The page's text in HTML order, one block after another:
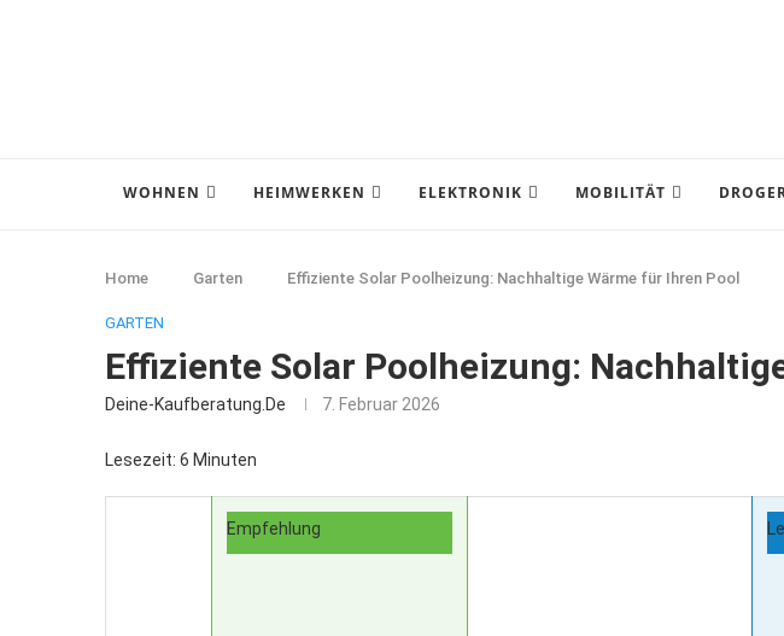
WOHNEN HEIMWERKEN ELEKTRONIK MOBILITÄT
Home Garten Effiziente Solar Poolheizung: Nachhaltige Wärme für Ihren Pool
GARTEN
Effiziente Solar Poolheizung:
Deine-Kaufberatung.de 7. Februar 2026
Lesezeit: 6 Minuten
Empfehlung